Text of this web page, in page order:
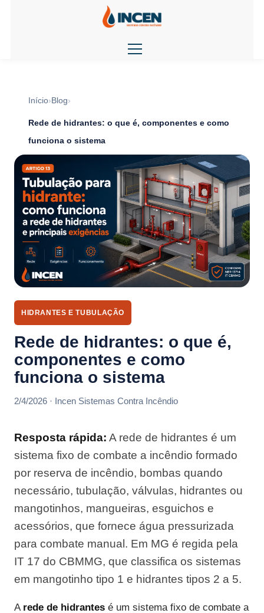
Início Blog
Rede de hidrantes: o que é, componentes e como
funciona o sistema
HIDRANTES E TUBULAÇÃO
Rede de hidrantes: o que é,
componentes e como
funciona o sistema
2/4/2026 · Incen Sistemas Contra Incêndio
Resposta rápida: A rede de hidrantes é um
sistema fixo de combate a incêndio formado
por reserva de incêndio, bombas quando
necessário, tubulação, válvulas, hidrantes ou
mangotinhos, mangueiras, esguichos e
acessórios, que fornece água pressurizada
para combate manual. Em MG é regida pela
IT 17 do CBMMG, que classifica os sistemas
em mangotinho tipo 1 e hidrantes tipos 2 a 5.
A rede de hidrantes é um sistema fixo de combate a